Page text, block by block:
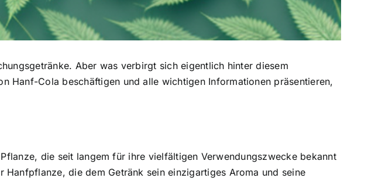
Aber was verbirgt sich eigentlich hinter diesem
Hanf-Cola beschäftigen und alle wichtigen Informationen präsentieren,
die seit langem für ihre vielfältigen Verwendungszwecke bekannt
die dem Getränk sein einzigartiges Aroma und seine